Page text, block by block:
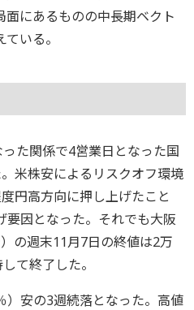
にあるものの中長期ベクト
いる。
た関係で4営業日となった国
米株安によるリスクオフ環境
円高方向に押し上げたこと
因となった。それでも大阪
の週末11月7日の終値は2万
て終了した。
）安の3週続落となった。高値